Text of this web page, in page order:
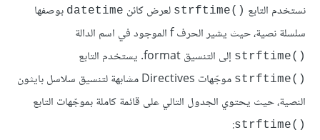
نستخدم التابع strftime()‎ لعرض كائن datetime بوصفها
سلسلة نصية، حيث يشير الحرف f الموجود في اسم الدالة
strftime()‎ إلى التنسيق format. يستخدم التابع
strftime()‎
موجّهات Directives مشابهة لتنسيق سلاسل بايثون
النصية، حيث يحتوي الجدول التالي على قائمة كاملة بموجّهات التابع
strftime()‎
: